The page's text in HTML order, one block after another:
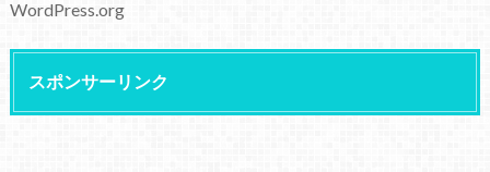
WordPress.org
スポンサーリンク